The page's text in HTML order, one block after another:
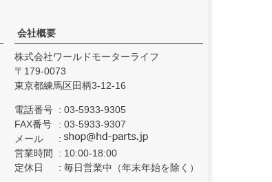
会社概要
株式会社ワールドモーターライフ
179-0073
東京都練馬区田柄3-12-16
電話番号
03-5933-9305
FAX番号
03-5933-9307
メール
営業時間
10:00-18:00
定休日
毎日営業中（年末年始を除く）